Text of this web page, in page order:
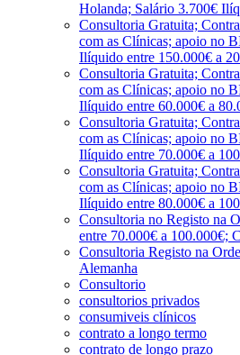
Holanda; Salário 3.700€
Consultoria Gratuita;
com as Clínicas; apoio no
Ilíquido entre 150.000€ a
Consultoria Gratuita;
com as Clínicas; apoio no
Ilíquido entre 60.000€ a
Consultoria Gratuita;
com as Clínicas; apoio no
Ilíquido entre 70.000€ a
Consultoria Gratuita;
com as Clínicas; apoio no
Ilíquido entre 80.000€ a
Consultoria no Registo na
entre 70.000€ a 100.000€;
Consultoria Registo na
Alemanha
Consultorio
consultorios privados
consumiveis clínicos
contrato a longo termo
contrato de longo prazo